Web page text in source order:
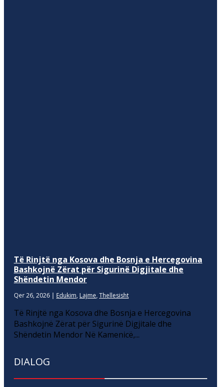
Të Rinjtë nga Kosova dhe Bosnja e Hercegovina
Bashkojnë Zërat për Sigurinë Digjitale dhe
Shëndetin Mendor
Qer 26, 2026 | Edukim, Lajme, Thellesisht
Të Rinjtë nga Kosova dhe Bosnja e Hercegovina
Bashkojnë Zërat për Sigurinë Digjitale dhe
Shëndetin Mendor Në Kamenicë,...
DIALOG